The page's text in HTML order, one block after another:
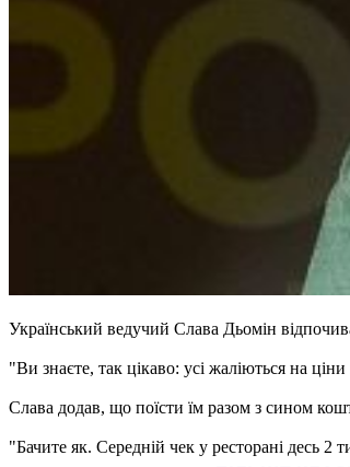
Український ведучий Слава Дьомін
"Ви знаєте, так цікаво: усі жаліються на
Слава додав, що поїсти їм разом з сином
"Бачите як. Середній чек у ресторані десь